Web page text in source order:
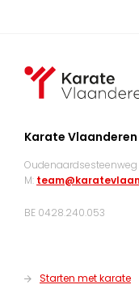
Karate Vlaanderen
M:
BE 0428.240.053
Starten met karate